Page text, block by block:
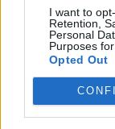
I want to
Retention,
Personal
Purposes
Opted Out
SHOWBIZ
Κωνσταντίνος
«Μεσοπέλαγα
Οι
περιμέναμε